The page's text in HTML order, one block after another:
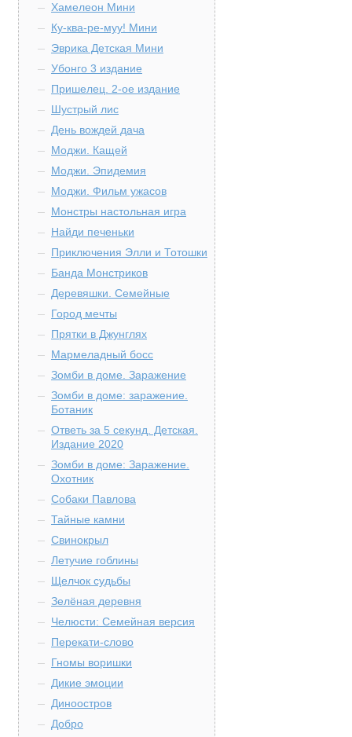
Хамелеон Мини
Ку-ква-ре-муу! Мини
Эврика Детская Мини
Убонго 3 издание
Пришелец. 2-ое издание
Шустрый лис
День вождей дача
Моджи. Кащей
Моджи. Эпидемия
Моджи. Фильм ужасов
Монстры настольная игра
Найди печеньки
Приключения Элли и Тотошки
Банда Монстриков
Деревяшки. Семейные
Город мечты
Прятки в Джунглях
Мармеладный босс
Зомби в доме. Заражение
Зомби в доме: заражение.
Ботаник
Ответь за 5 секунд. Детская.
Издание 2020
Зомби в доме: Заражение.
Охотник
Собаки Павлова
Тайные камни
Свинокрыл
Летучие гоблины
Щелчок судьбы
Зелёная деревня
Челюсти: Семейная версия
Перекати-слово
Гномы воришки
Дикие эмоции
Диноостров
Добро